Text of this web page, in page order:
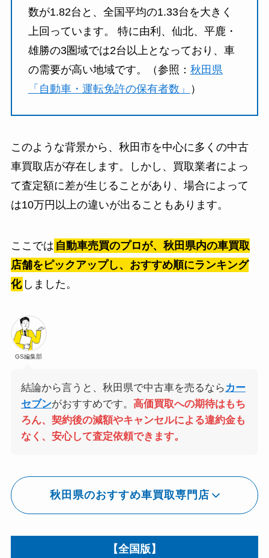
数が1.82台と、全国平均の1.33台を大きく
上回っています。 ​特に由利、仙北、平鹿・
雄勝の3圏域では2台以上となっており、車
の需要が高い地域です。​（参照： 秋田県
「自動車・運転免許の保有者数」
）
このような背景から、秋田市を中心に多くの中古
車買取店が存在します。​しかし、買取業者によっ
て査定額に差が生じることがあり、場合によって
は10万円以上の違いが出ることもあります。​
ここでは 自動車売買のプロが、秋田県内の車買取
店舗をピックアップし、おすすめ順にランキング
化 しました。
GS編集部
結論から言うと、秋田県で中古車を売るなら カー
セブンがおすすめです。 高価買取への期待はもち
ろん、契約後の減額やキャンセルによる違約金も
なく、安心して査定依頼できます。
秋田県のおすすめ車買取専門店
【全国版】